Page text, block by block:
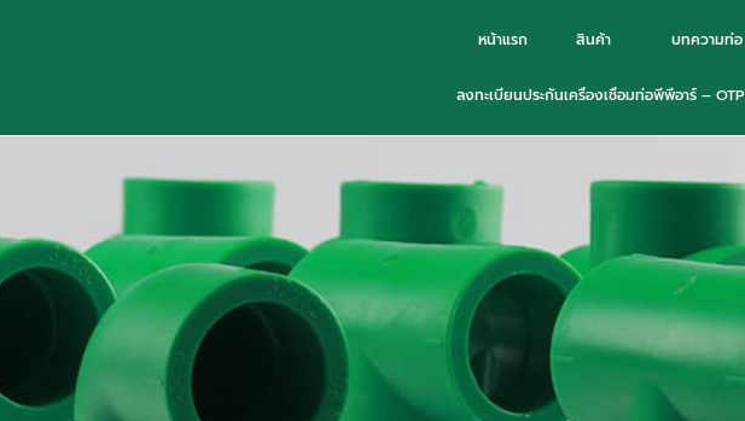
หน้าแรก สินค้า บทความท่อ
ลงทะเบียนประกันเครื่องเชื่อมท่อพีพีอาร์ – OTP